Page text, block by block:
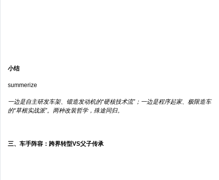
小结
summerize
一边是自主研发车架、锻造发动机的“硬核技术流”；一边是程序起家、极限造车
的“草根实战派”。两种改装哲学，殊途同归。
三、车手阵容：跨界转型VS父子传承